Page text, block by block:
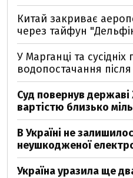
Китай закриває
через тайфун
У Марганці та
водопостачання після
Суд повернув
вартістю близько
В Україні не
неушкодженої
Україна уразила ще